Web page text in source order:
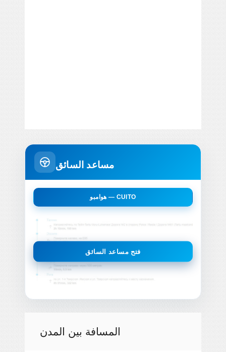
مساعد السائق
هوامبو — CUITO
فتح مساعد السائق
المسافة بين المدن